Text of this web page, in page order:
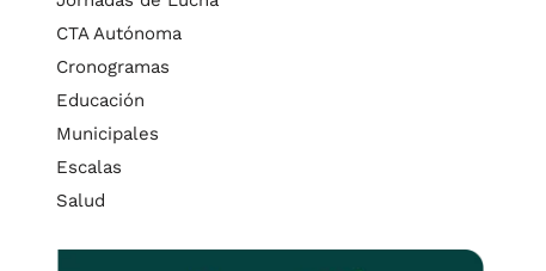
CTA Autónoma
Cronogramas
Educación
Municipales
Escalas
Salud